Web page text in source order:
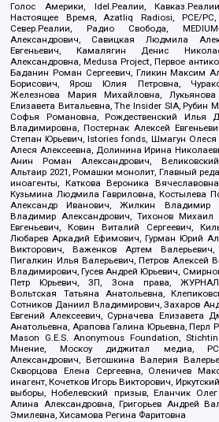
Голос Америки, Idel.Реалии,
Настоящее Время, Azatliq Radiosi, PCE/PC,
Север.Реалии, Радио Свобода,
Александрович, Савицкая Людмила
Евгеньевич, Камалягин Денис
Александровна, Medusa Project, Первое
Баданин Роман Сергеевич, Гликин Максим
Борисович, Ярош Юлия Петровна,
Железнова Мария Михайловна,
Елизавета Витальевна, The Insider SIA, Рубин
Софья Романовна, Рождественский Илья
Владимировна, Постернак Алексей
Степан Юрьевич, Istories fonds, Шмагун
Алеся Алексеевна, Долинина Ирина
Анин Роман Александрович,
Альтаир 2021, Ромашки монолит, Главный
иноагенты, Каткова Вероника
Кузьмина Людмила Гавриловна, Костылева
Александр Иванович, Жилкин Владимир
Владимир Александрович, Тихонов Михаил
Евгеньевич, Ковин Виталий Сергеевич,
Любарев Аркадий Ефимович, Гурман Юрий
Викторович, Важенков Артем
Пигалкин Илья Валерьевич, Петров Алексей
Владимирович, Гусев Андрей Юрьевич,
Петр Юрьевич, ЗП, Зона права,
Вольтская Татьяна Анатольевна,
Сотников Даниил Владимирович, Захаров
Евгений Алексеевич, Сурначева Елизавета
Анатольевна, Арапова Галина Юрьевна,
Mason G.E.S. Anonymous Foundation,
Мнение, Москоу диджитал медиа,
Александрович, Ветошкина Валерия
Скворцова Елена Сергеевна, Оленичев
инагент, Кочетков Игорь Викторович,
выборы, Нобелевский призыв, Еланчик Олег
Алина Александровна, Григорьев Андрей
Эмилевна, Хисамова Регина Фаритовна